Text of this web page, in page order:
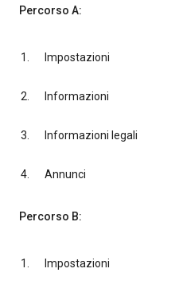
Percorso A:
Impostazioni
Informazioni
Informazioni legali
Annunci
Percorso B:
Impostazioni